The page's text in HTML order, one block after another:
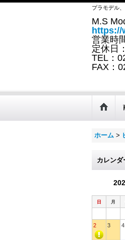
プラモデル
M.S
https://
営業時
定休日
TEL：
FAX：
ホーム >
カレンダ
日 月
2
3 4